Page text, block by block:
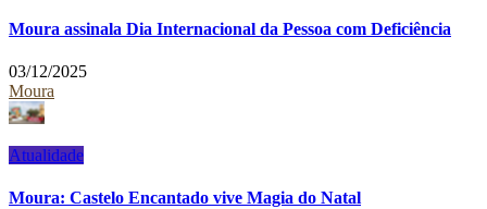
Moura assinala Dia Internacional da Pessoa com Deficiência
03/12/2025
Moura
Atualidade
Moura: Castelo Encantado vive Magia do Natal